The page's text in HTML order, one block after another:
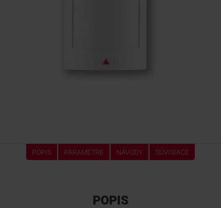
POPIS PARAMETRE NÁVODY SÚVISIACE
POPIS